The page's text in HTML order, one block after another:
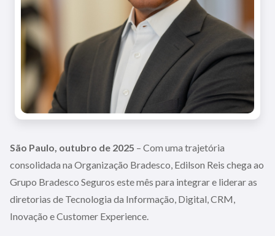
São Paulo, outubro de 2025 – Com uma trajetória
consolidada na Organização Bradesco, Edilson Reis chega ao
Grupo Bradesco Seguros este mês para integrar e liderar as
diretorias de Tecnologia da Informação, Digital, CRM,
Inovação e Customer Experience.